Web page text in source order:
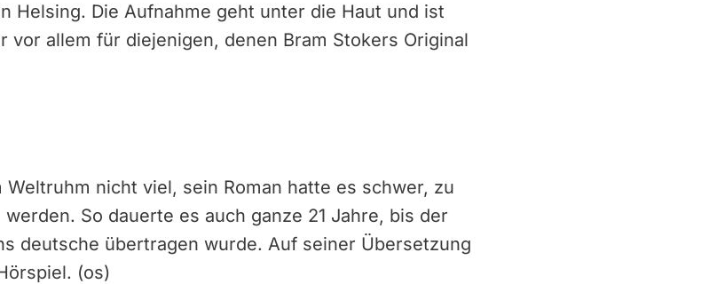
Helsing. Die Aufnahme geht unter die Haut und ist
vor allem für diejenigen, denen Bram Stokers Original
nicht viel, sein Roman hatte es schwer, zu
So dauerte es auch ganze 21 Jahre, bis der
deutsche übertragen wurde. Auf seiner Übersetzung
(os)